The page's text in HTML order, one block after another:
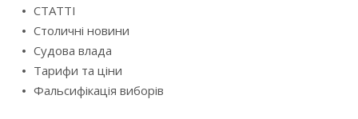
СТАТТІ
Столичні новини
Судова влада
Тарифи та ціни
Фальсифікація виборів